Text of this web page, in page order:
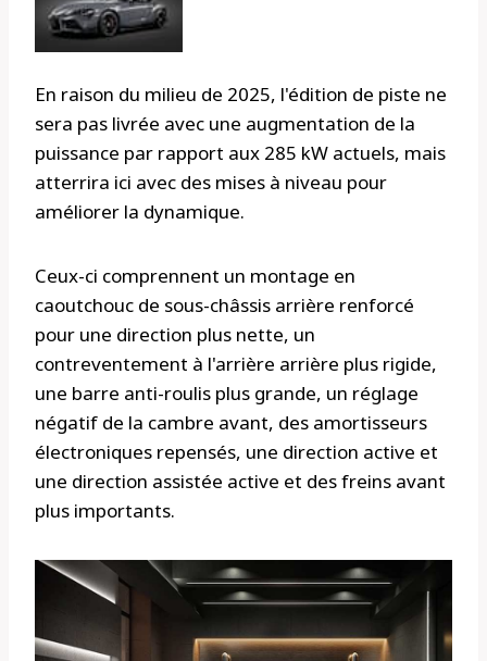
En raison du milieu de 2025, l'édition de piste ne
sera pas livrée avec une augmentation de la
puissance par rapport aux 285 kW actuels, mais
atterrira ici avec des mises à niveau pour
améliorer la dynamique.
Ceux-ci comprennent un montage en
caoutchouc de sous-châssis arrière renforcé
pour une direction plus nette, un
contreventement à l'arrière arrière plus rigide,
une barre anti-roulis plus grande, un réglage
négatif de la cambre avant, des amortisseurs
électroniques repensés, une direction active et
une direction assistée active et des freins avant
plus importants.